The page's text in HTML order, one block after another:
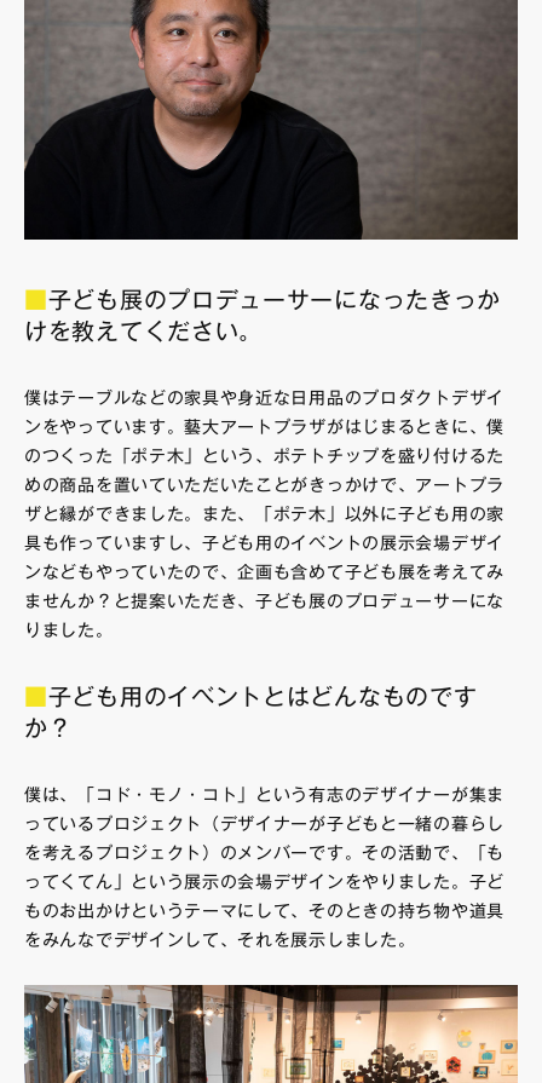
子ども展のプロデューサーになったきっか
けを教えてください。
僕はテーブルなどの家具や身近な日用品のプロダクトデザイ
ンをやっています。藝大アートプラザがはじまるときに、僕
のつくった「ポテ木」という、ポテトチップを盛り付けるた
めの商品を置いていただいたことがきっかけで、アートプラ
ザと縁ができました。また、「ポテ木」以外に子ども用の家
具も作っていますし、子ども用のイベントの展示会場デザイ
ンなどもやっていたので、企画も含めて子ども展を考えてみ
ませんか？と提案いただき、子ども展のプロデューサーにな
りました。
子ども用のイベントとはどんなものです
か？
僕は、「コド・モノ・コト」という有志のデザイナーが集ま
っているプロジェクト（デザイナーが子どもと一緒の暮らし
を考えるプロジェクト）のメンバーです。その活動で、「も
ってくてん」という展示の会場デザインをやりました。子ど
ものお出かけというテーマにして、そのときの持ち物や道具
をみんなでデザインして、それを展示しました。